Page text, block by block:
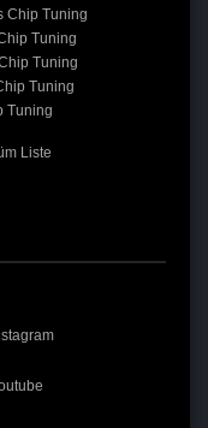
Chip Tuning
Tuning
Tuning
Tuning
Tuning
Liste